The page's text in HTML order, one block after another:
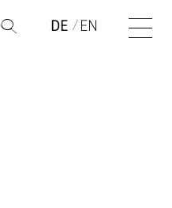
Q DE EN